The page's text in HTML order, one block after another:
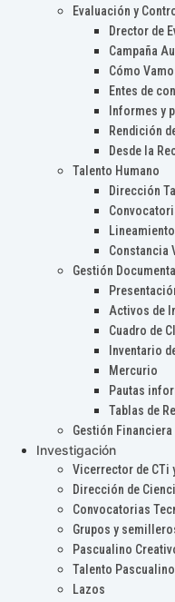
Evaluación y
Drector de
Campaña
Cómo
Entes de
Informes y
Rendición
Desde la
Talento Humano
Dirección
Constancia
Gestión Documental
Activos de
Cuadro de
Inventario
Mercurio
Pautas
Tablas de
Gestión Financiera
Investigación
Vicerrector de CTi
Dirección de
Convocatorias
Grupos y
Pascualino
Talento Pascualino
Lazos